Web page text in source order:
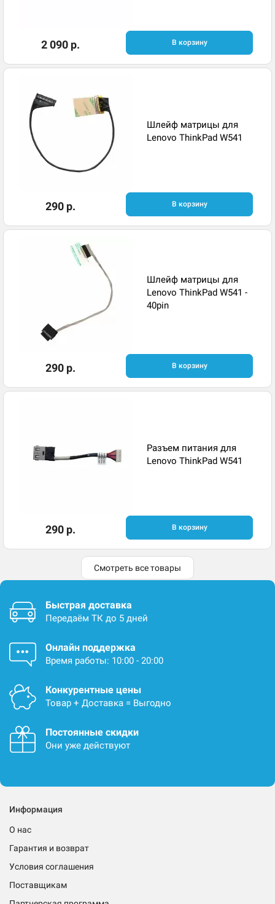
2 090 р. В корзину
Шлейф матрицы для
Lenovo ThinkPad W541
290 р. В корзину
Шлейф матрицы для
Lenovo ThinkPad W541 -
40pin
290 р. В корзину
Разъем питания для
Lenovo ThinkPad W541
290 р. В корзину
Смотреть все товары
Быстрая доставка
Передаём ТК до 5 дней
Онлайн поддержка
Время работы: 10:00 - 20:00
Конкурентные цены
Товар + Доставка = Выгодно
Постоянные скидки
Они уже действуют
Информация
О нас
Гарантия и возврат
Условия соглашения
Поставщикам